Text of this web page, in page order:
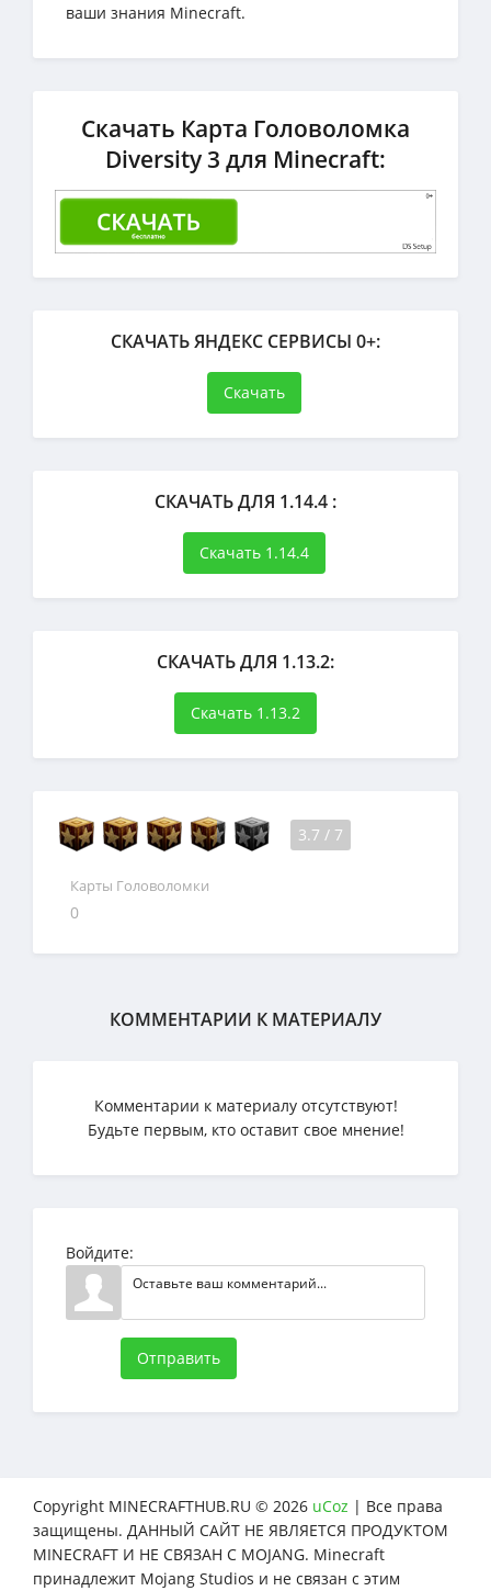
ваши знания Minecraft.
Скачать Карта Головоломка
Diversity 3 для Minecraft:
СКАЧАТЬ ЯНДЕКС СЕРВИСЫ 0+:
Скачать
СКАЧАТЬ ДЛЯ 1.14.4 :
Скачать 1.14.4
СКАЧАТЬ ДЛЯ 1.13.2:
Скачать 1.13.2
3.7 / 7
Карты Головоломки
0
КОММЕНТАРИИ К МАТЕРИАЛУ
Комментарии к материалу отсутствуют!
Будьте первым, кто оставит свое мнение!
Войдите:
Отправить
Copyright MINECRAFTHUB.RU © 2026 uCoz | Все права
защищены. ДАННЫЙ САЙТ НЕ ЯВЛЯЕТСЯ ПРОДУКТОМ
MINECRAFT И НЕ СВЯЗАН С MOJANG. Minecraft
принадлежит Mojang Studios и не связан с этим